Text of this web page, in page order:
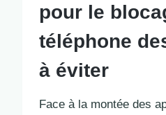
pour le
téléphone
à éviter
Face à la montée des